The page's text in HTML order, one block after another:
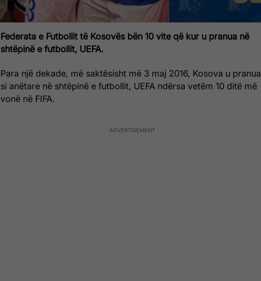
Federata e Futbollit të Kosovës bën 10 vite që kur u pranua në
shtëpinë e futbollit, UEFA.
Para një dekade, më saktësisht më 3 maj 2016, Kosova u pranua
si anëtare në shtëpinë e futbollit, UEFA ndërsa vetëm 10 ditë më
vonë në FIFA.